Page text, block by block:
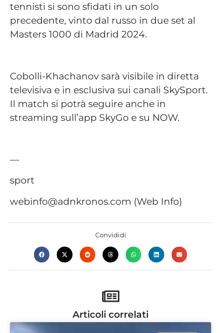
tennisti si sono sfidati in un solo
precedente, vinto dal russo in due set al
Masters 1000 di Madrid 2024.
Cobolli-Khachanov sarà visibile in diretta
televisiva e in esclusiva sui canali SkySport.
Il match si potrà seguire anche in
streaming sull’app SkyGo e su NOW.
—
sport
webinfo@adnkronos.com (Web Info)
Convididi
Articoli correlati